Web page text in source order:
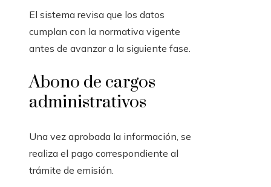
El sistema revisa que los datos
cumplan con la normativa vigente
antes de avanzar a la siguiente fase.
Abono de cargos
administrativos
Una vez aprobada la información, se
realiza el pago correspondiente al
trámite de emisión.